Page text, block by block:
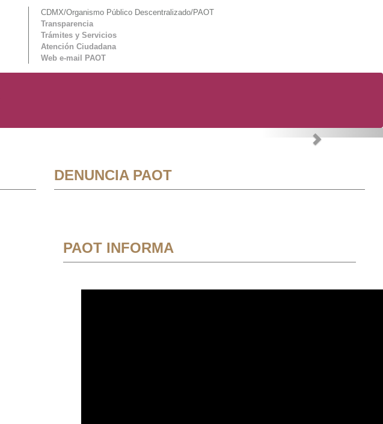
CDMX/Organismo Público Descentralizado/PAOT
Transparencia
Trámites y Servicios
Atención Ciudadana
Web e-mail PAOT
Next
DENUNCIA PAOT
PAOT INFORMA